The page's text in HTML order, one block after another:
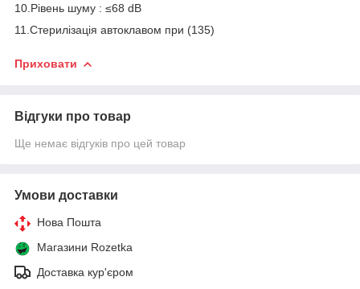
10.Рівень шуму : ≤68 dB
11.Стерилізація автоклавом при (135)
Приховати
Відгуки про товар
Ще немає відгуків про цей товар
Умови доставки
Нова Пошта
Магазини Rozetka
Доставка кур'єром